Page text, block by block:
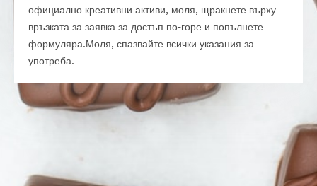
официално креативни активи, моля, щракнете върху
връзката за заявка за достъп по-горе и попълнете
формуляра.Моля, спазвайте всички указания за
употреба.